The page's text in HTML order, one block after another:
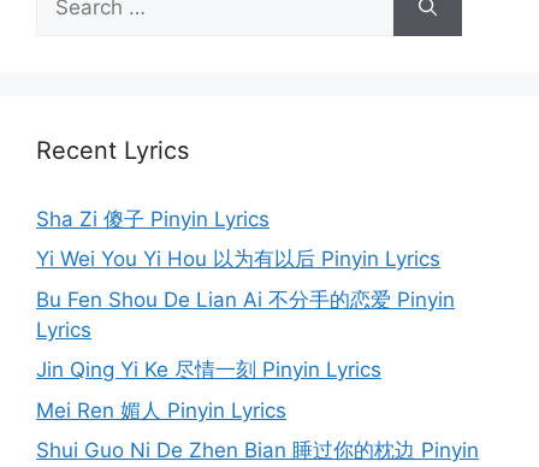
for:
Recent Lyrics
Sha Zi 傻子 Pinyin Lyrics
Yi Wei You Yi Hou 以为有以后 Pinyin Lyrics
Bu Fen Shou De Lian Ai 不分手的恋爱 Pinyin
Lyrics
Jin Qing Yi Ke 尽情一刻 Pinyin Lyrics
Mei Ren 媚人 Pinyin Lyrics
Shui Guo Ni De Zhen Bian 睡过你的枕边 Pinyin